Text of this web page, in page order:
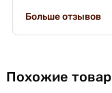
Больше отзывов
Похожие